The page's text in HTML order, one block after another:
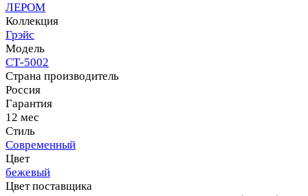
ЛЕРОМ
Коллекция
Грэйс
Модель
СТ-5002
Страна производитель
Россия
Гарантия
12 мес
Стиль
Современный
Цвет
бежевый
Цвет поставщика